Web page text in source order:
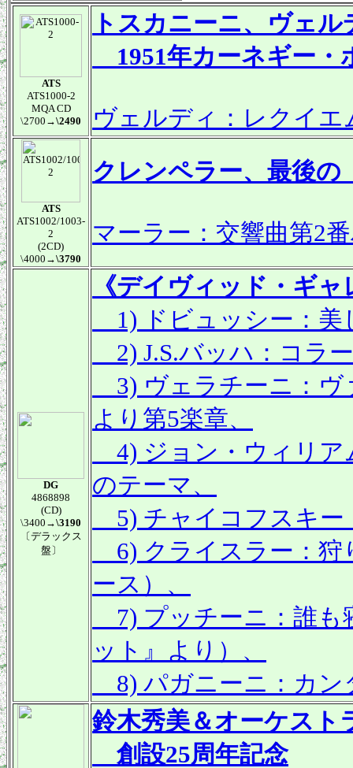
ATS
ATS1000-2
MQA CD
\2700 →\2490
トスカニーニ、ヴェ
1951年カーネギー・
ヴェルディ：レクイエ
ATS
ATS1002/1003-
2
(2CD)
\4000 →\3790
クレンペラー、最後の
マーラー：交響曲第2
DG
4868898
(CD)
\3400 →\3190
〔デラックス
盤〕
《デイヴィッド・ギ
1) ドビュッシー：美
2) J.S.バッハ：コラ
3) ヴェラチーニ：ヴ
より第5楽章、
4) ジョン・ウィリア
のテーマ、
5) チャイコフスキー
6) クライスラー：狩
ース）、
7) プッチーニ：誰も
ット』より）、
8) パガニーニ：カ
鈴木秀美＆オーケスト
創設25周年記念